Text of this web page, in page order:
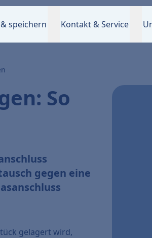
speichern Kontakt & Service
So
gegen eine
gelagert wird,